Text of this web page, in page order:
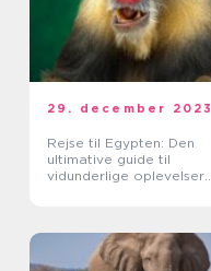
29. december 2023
Rejse til Egypten: Den
ultimative guide til
vidunderlige oplevelser